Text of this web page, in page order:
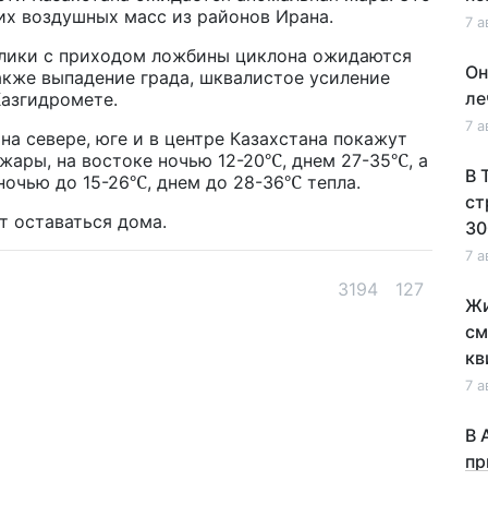
воздушных масс из районов Ирана.
с приходом ложбины циклона ожидаются
выпадение града, шквалистое усиление
севере, юге и в центре Казахстана покажут
на востоке ночью 12-20℃, днем 27-35℃, а
до 15-26℃, днем до 28-36℃ тепла.
оставаться дома.
3194 127
7
7
В
7
7
В